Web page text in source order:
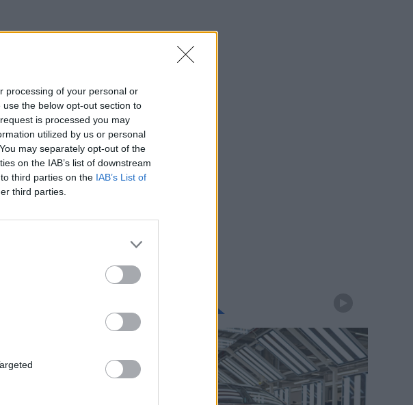
processing of your personal or
the below opt-out section to
is processed you may
utilized by us or personal
may separately opt-out of the
on the IAB’s list of downstream
third parties on the IAB’s List of
third parties.